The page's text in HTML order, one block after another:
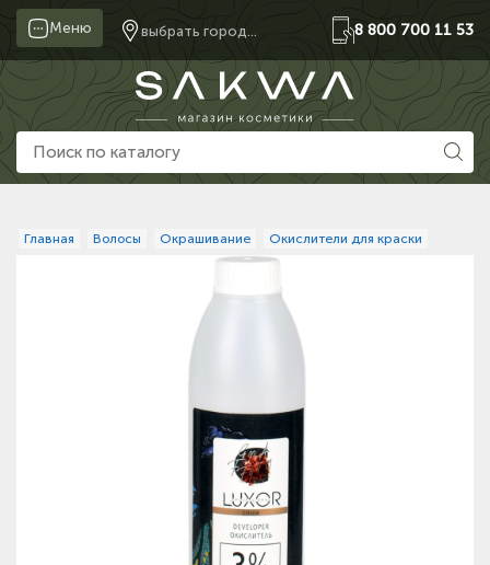
Меню выбрать город... 8 800 700 11 53
Главная Волосы Окрашивание Окислители для краски